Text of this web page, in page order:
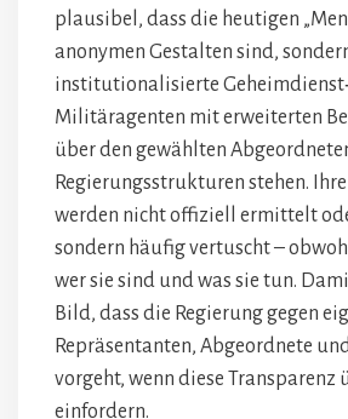
plausibel, dass die heutigen
anonymen Gestalten sind,
institutionalisierte
Militäragenten mit erweiterten
über den gewählten
Regierungsstrukturen stehen.
werden nicht offiziell ermittelt
sondern häufig vertuscht –
wer sie sind und was sie tun.
Bild, dass die Regierung gegen
Repräsentanten, Abgeordnete
vorgeht, wenn diese Transparenz
einfordern.